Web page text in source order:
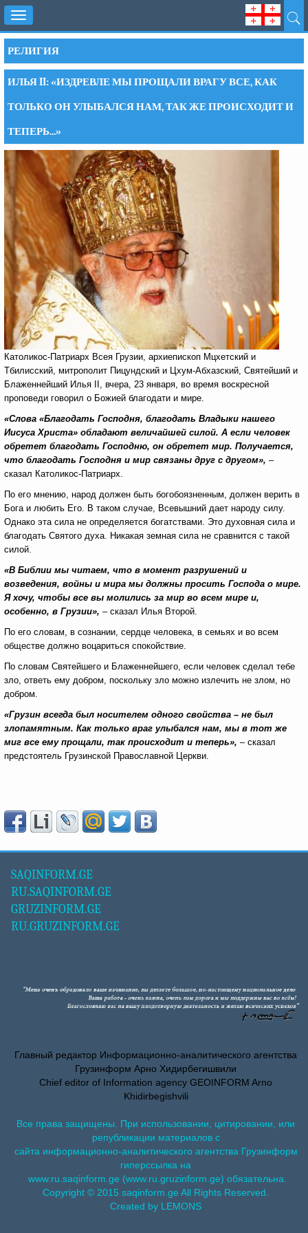
Toggle
navigation
РЕЛИГИЯ
ИЛЬЯ II: «ИЗДРЕВЛЕ МЫ ПРОЩАЛИ ВРАГУ ВСЕ, КАК
ТОЛЬКО ОН УЛЫБАЛСЯ НАМ, ТАК ЖЕ ПРОИСХОДИТ И
ТЕПЕРЬ...»
Католикос-Патриарх Всея Грузии, архиепископ Мцхетский и
Тбилисский, митрополит Пицундский и Цхум-Абхазский, Святейший и
Блаженнейший Илья II, вчера, 23 января, во время воскресной
проповеди говорил о Божией благодати и мире.
«Слова «Благодать Господня, благодать Владыки нашего
Иисуса Христа» обладают величайшей силой. А если человек
обретет благодать Господню, он обретет мир. Получается,
что благодать Господня и мир связаны друг с другом», –
сказал Католикос-Патриарх.
По его мнению, народ должен быть богобоязненным, должен верить в
Бога и любить Его. В таком случае, Всевышний дает народу силу.
Однако эта сила не определяется богатствами. Это духовная сила и
благодать Святого духа. Никакая земная сила не сравнится с такой
силой.
«В Библии мы читаем, что в момент разрушений и
возведения, войны и мира мы должны просить Господа о мире.
Я хочу, чтобы все вы молились за мир во всем мире и,
особенно, в Грузии», – сказал Илья Второй.
По его словам, в сознании, сердце человека, в семьях и во всем
обществе должно воцариться спокойствие.
По словам Святейшего и Блаженнейшего, если человек сделал тебе
зло, ответь ему добром, поскольку зло можно излечить не злом, но
добром.
«Грузин всегда был носителем одного свойства – не был
злопамятным. Как только враг улыбался нам, мы в тот же
миг все ему прощали, так происходит и теперь», – сказал
предстоятель Грузинской Православной Церкви.
SAQINFORM.GE
RU.SAQINFORM.GE
GRUZINFORM.GE
RU.GRUZINFORM.GE
Главный редактор Информационно-аналитического агентства
Грузинформ Арно Хидирбегишвили
Chief editor of Information agency GEOINFORM Arno
Khidirbegishvili
Все права защищены. При использовании, цитировании, или
републикации материалов с
сайта информационно-аналитического агентства Грузинформ
гиперссылка на
www.ru.saqinform.ge (www.ru.gruzinform.ge) обязательна.
Copyright © 2015 saqinform.ge All Rights Reserved.
Created by LEMONS